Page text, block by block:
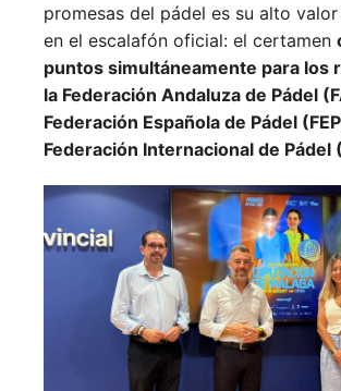
promesas del pádel es su alto
en el escalafón oficial: el certamen
puntos simultáneamente para los
la Federación Andaluza de Pádel
Federación Española de Pádel
Federación Internacional de Pádel